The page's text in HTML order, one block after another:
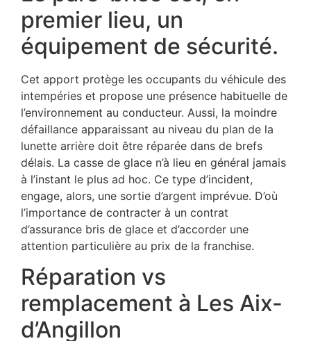
premier lieu, un
équipement de sécurité.
Cet apport protège les occupants du véhicule des
intempéries et propose une présence habituelle de
l’environnement au conducteur. Aussi, la moindre
défaillance apparaissant au niveau du plan de la
lunette arrière doit être réparée dans de brefs
délais. La casse de glace n’à lieu en général jamais
à l’instant le plus ad hoc. Ce type d’incident,
engage, alors, une sortie d’argent imprévue. D’où
l’importance de contracter à un contrat
d’assurance bris de glace et d’accorder une
attention particulière au prix de la franchise.
Réparation vs
remplacement à Les Aix-
d’Angillon